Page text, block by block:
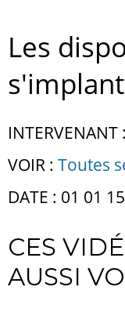
Les
INTERVENANT :
VOIR : Toutes
DATE : 01 01 15
CES
AUSSI